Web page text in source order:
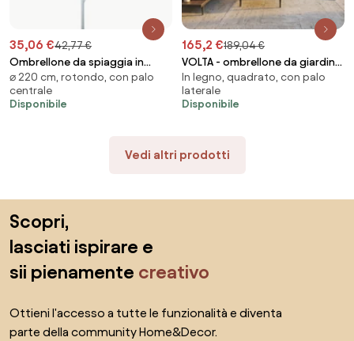
35,06 €42,77 €
Ombrellone da spiaggia in
alluminio colore casuale
⌀ 220 cm, rotondo, con palo
centrale
Disponibile
165,2 €189,04 €
VOLTA - ombrellone da giardino
decentrato 3 x 3
In legno, quadrato, con palo
laterale
Disponibile
Vedi altri prodotti
Scopri,
lasciati ispirare e
sii pienamente creativo
Ottieni l'accesso a tutte le funzionalità e diventa
parte della community Home&Decor.